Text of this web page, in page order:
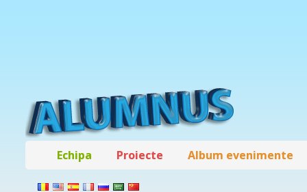
Echipa Proiecte Album evenimente